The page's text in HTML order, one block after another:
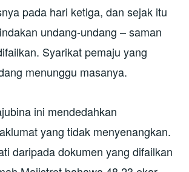
pada hari ketiga, dan sejak itu
undang-undang – saman
Syarikat pemaju yang
menunggu masanya.
ini mendedahkan
yang tidak menyenangkan.
daripada dokumen yang difailkan